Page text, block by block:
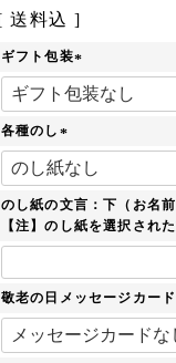
送料込
ギフト包装
必
各種のし
(
必
須
)
のし紙の文言：下（お名前
【注】のし紙を選択され
敬老の日メッセージカード